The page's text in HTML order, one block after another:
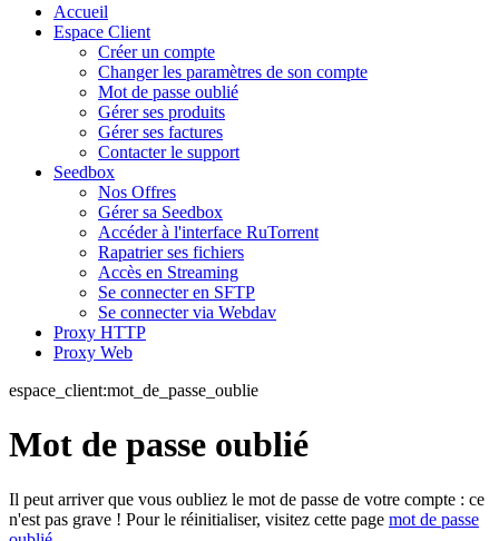
Accueil
Espace Client
Créer un compte
Changer les paramètres de son compte
Mot de passe oublié
Gérer ses produits
Gérer ses factures
Contacter le support
Seedbox
Nos Offres
Gérer sa Seedbox
Accéder à l'interface RuTorrent
Rapatrier ses fichiers
Accès en Streaming
Se connecter en SFTP
Se connecter via Webdav
Proxy HTTP
Proxy Web
espace_client:mot_de_passe_oublie
Mot de passe oublié
Il peut arriver que vous oubliez le mot de passe de votre compte : ce
n'est pas grave ! Pour le réinitialiser, visitez cette page mot de passe